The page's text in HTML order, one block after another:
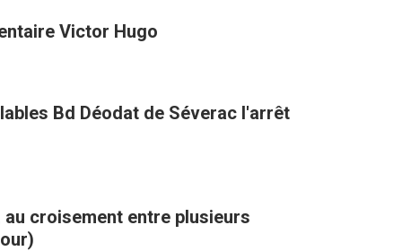
Victor Hugo
Bd Déodat de Séverac l'arrêt
croisement entre plusieurs